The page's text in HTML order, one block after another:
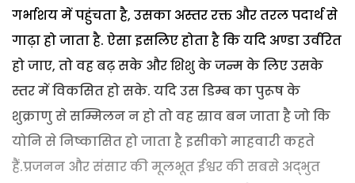
गर्भाशय में पहुंचता है, उसका अस्तर रक्त और तरल पदार्थ से
गाढ़ा हो जाता है. ऐसा इसलिए होता है कि यदि अण्डा उर्वरित
हो जाए, तो वह बढ़ सके और शिशु के जन्म के लिए उसके
स्तर में विकसित हो सके. यदि उस डिम्ब का पुरूष के
शुक्राणु से सम्मिलन न हो तो वह स्राव बन जाता है जो कि
योनि से निष्कासित हो जाता है इसीको माहवारी कहते
हैं.प्रजनन और संसार की मूलभूत ईश्वर की सबसे अद्भुत